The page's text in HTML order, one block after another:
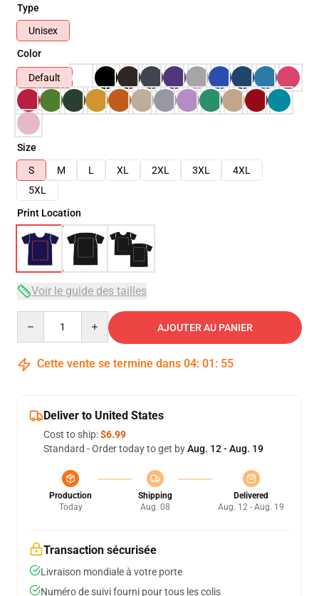
Type
Unisex
Color
Default
Size
S
M L XL 2XL 3XL
4XL
5XL
Print Location
Voir le guide des tailles
AJOUTER AU PANIER
Cette vente se termine dans 04: 01 : 54
Deliver to United States
Cost to ship:$6.99
Standard - Order today to get byAug. 12 - Aug. 19
Production
Today
Shipping
Aug. 08
Delivered
Aug. 12 - Aug. 19
Transaction sécurisée
Livraison mondiale à votre porte
Numéro de suivi fourni pour tous les colis